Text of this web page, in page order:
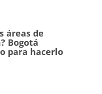
áreas de
Bogotá
para hacerlo